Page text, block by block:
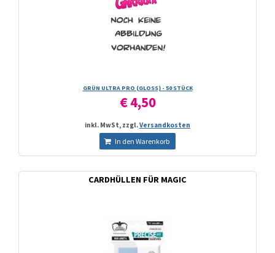
GRÜN ULTRA PRO (GLOSS) - 50 STÜCK
€ 4,50
inkl. MwSt, zzgl.Versandkosten
In den Warenkorb
CARDHÜLLEN FÜR MAGIC